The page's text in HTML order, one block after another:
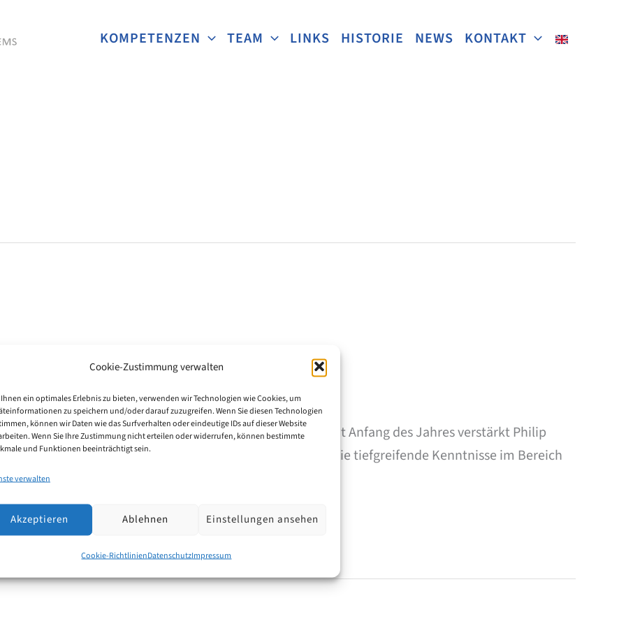
Cookie-Zustimmung verwalten
ein optimales Erlebnis zu bieten, verwenden wir Technologien wie Cookies, um
zu speichern und/oder darauf zuzugreifen. Wenn Sie diesen Technologien
können wir Daten wie das Surfverhalten oder eindeutige IDs auf dieser Website
Wenn Sie Ihre Zustimmung nicht erteilen oder widerrufen, können bestimmte
und Funktionen beeinträchtigt sein.
verwalten
Akzeptieren Ablehnen Einstellungen ansehen
Cookie-RichtlinienDatenschutzImpressum
KOMPETENZEN TEAM LINKS HISTORIE NEWS KONTAKT
in unserem Team willkommen zu heißen. Seit Anfang des Jahres verstärkt Philip
bringt insbesondere weitere technische Expertise sowie tiefgreifende Kenntnisse im Bereich